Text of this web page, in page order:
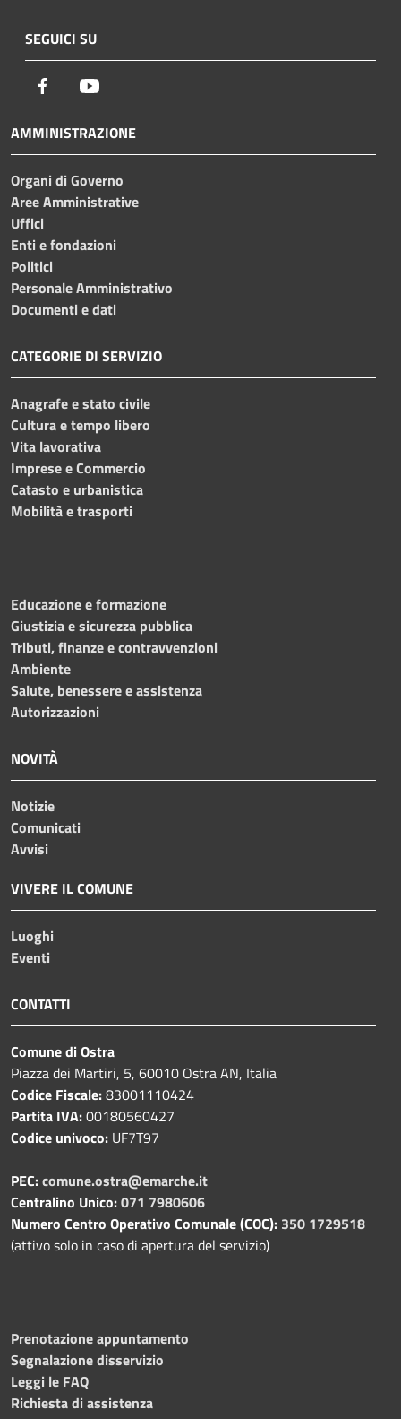
SEGUICI SU
Facebook
AMMINISTRAZIONE
Organi di Governo
Aree Amministrative
Uffici
Enti e fondazioni
Politici
Personale Amministrativo
Documenti e dati
CATEGORIE DI SERVIZIO
Anagrafe e stato civile
Cultura e tempo libero
Vita lavorativa
Imprese e Commercio
Catasto e urbanistica
Mobilità e trasporti
Educazione e formazione
Giustizia e sicurezza pubblica
Tributi, finanze e contravvenzioni
Ambiente
Salute, benessere e assistenza
Autorizzazioni
NOVITÀ
Notizie
Comunicati
Avvisi
VIVERE IL COMUNE
Luoghi
Eventi
CONTATTI
Comune di Ostra
Piazza dei Martiri, 5, 60010 Ostra AN, Italia
Codice Fiscale:83001110424
Partita IVA:00180560427
Codice univoco: UF7T97
PEC:comune.ostra@emarche.it
Centralino Unico:071 7980606
Numero Centro Operativo Comunale (COC): 350 1729518
(attivo solo in caso di apertura del servizio)
Prenotazione appuntamento
Segnalazione disservizio
Leggi le FAQ
Richiesta di assistenza